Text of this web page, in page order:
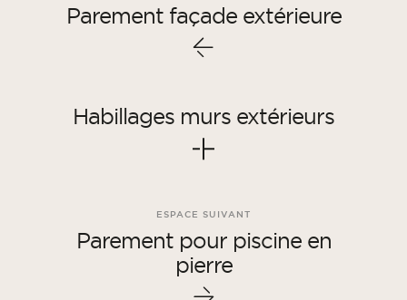
Parement façade extérieure
Habillages murs extérieurs
ESPACE SUIVANT
Parement pour piscine en
pierre